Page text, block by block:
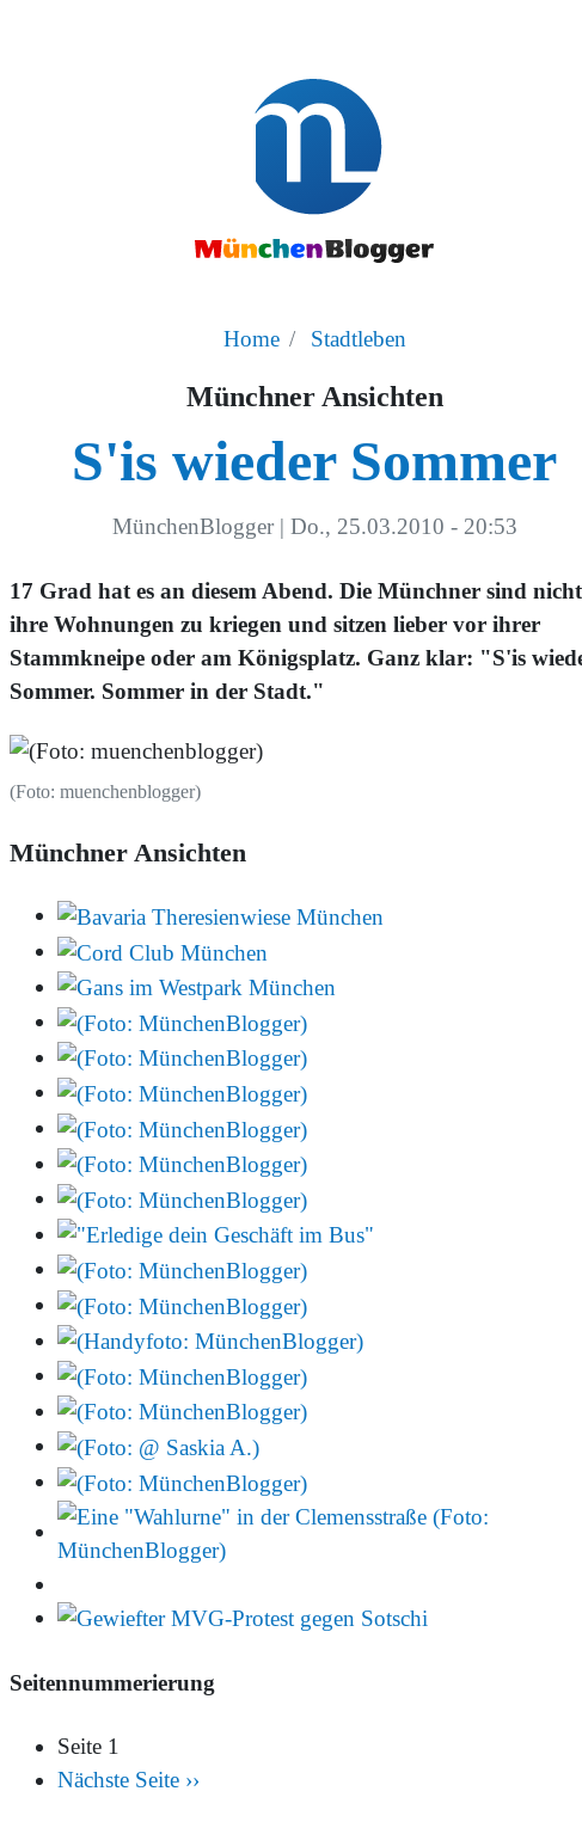
Home Stadtleben
Münchner Ansichten
S'is wieder Sommer
MünchenBlogger | Do., 25.03.2010 - 20:53
17 Grad hat es an diesem Abend. Die Münchner sind
ihre Wohnungen zu kriegen und sitzen lieber vor ihrer
Stammkneipe oder am Königsplatz. Ganz klar: "S'is
Sommer. Sommer in der Stadt."
(Foto: muenchenblogger)
Münchner Ansichten
Seitennummerierung
Seite 1
Nächste Seite ››